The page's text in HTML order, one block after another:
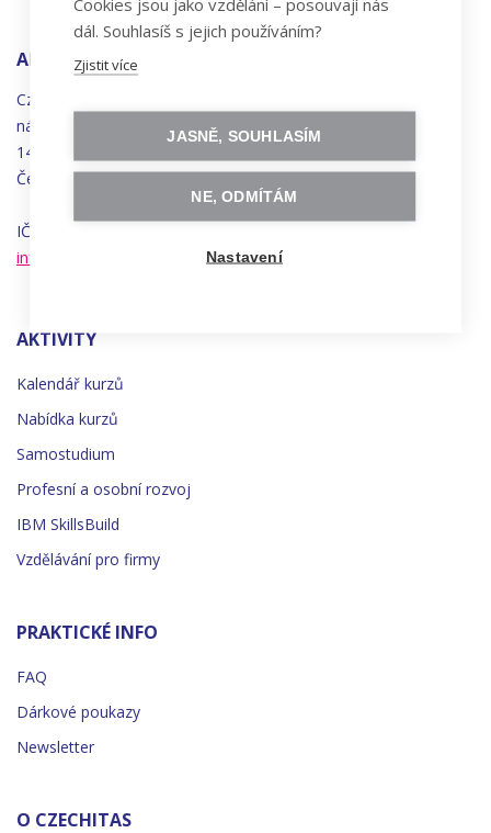
ADRESA
Czechitas, z.ú.
náměstí
Synků 1748/17
140 00 Praha 4 - Nusle
Česká republika
IČO 22834958 | DIČ CZ22834958
info@czechitas.cz
AKTIVITY
Kalendář kurzů
Nabídka kurzů
Samostudium
Profesní a osobní rozvoj
IBM SkillsBuild
Vzdělávání pro firmy
PRAKTICKÉ INFO
FAQ
Dárkové poukazy
Newsletter
O CZECHITAS
dál. Souhlasíš s jejich používáním?
Zjistit více
JASNĚ, SOUHLASÍM
NE, ODMÍTÁM
Nastavení